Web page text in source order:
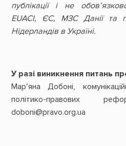
публікації і не
EUACI, ЄС, МЗС Данії та
Нідерландів в Україні.
У разі виникнення питань
Мар’яна Добоні,
політико-правових
doboni@pravo.org.ua